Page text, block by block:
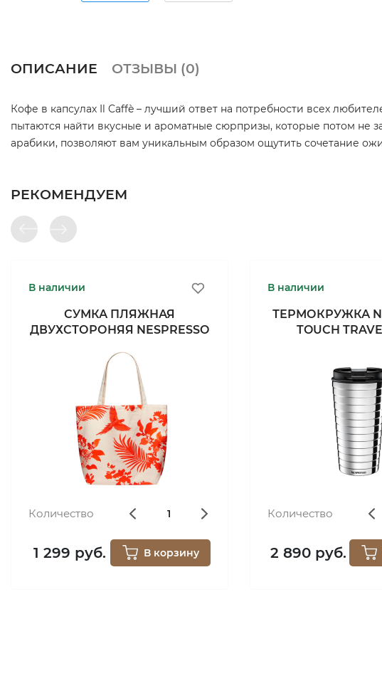
ОПИСАНИЕ ОТЗЫВЫ (0)
Кофе в капсулах Il Caffè – лучший ответ на потребности всех
пытаются найти вкусные и ароматные сюрпризы, которые потом не
арабики, позволяют вам уникальным образом ощутить сочетание
РЕКОМЕНДУЕМ
В наличии
СУМКА ПЛЯЖНАЯ
ДВУХСТОРОНЯЯ NESPRESSO
Количество
1 299 руб. В корзину
В наличии
ТЕРМОКРУЖКА
TOUCH
Количество
2 890 руб.